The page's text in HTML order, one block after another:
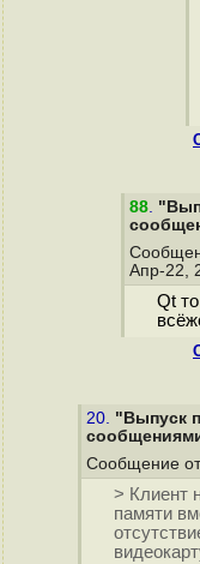
88.
Апр-22,
Qt
20. "Выпуск
Сообщение
> Клиент
памяти